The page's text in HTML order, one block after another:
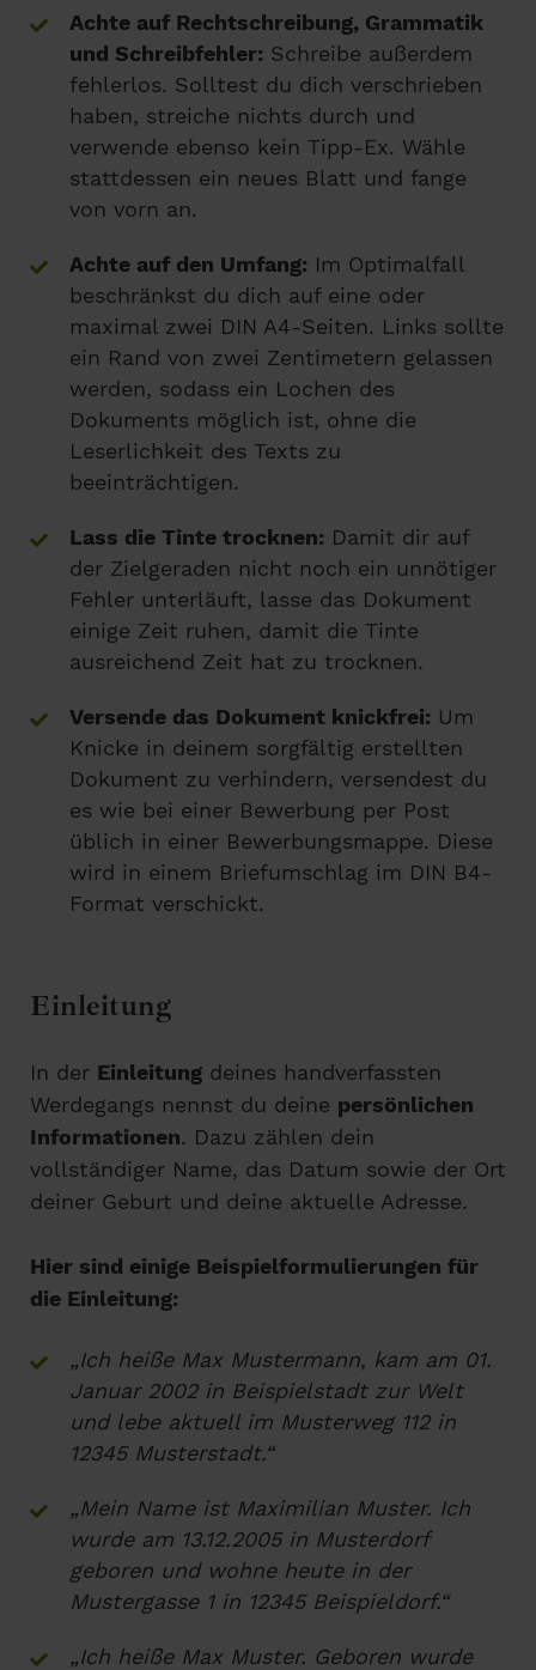
Achte auf Rechtschreibung, Grammatik
und Schreibfehler: Schreibe außerdem
fehlerlos. Solltest du dich verschrieben
haben, streiche nichts durch und
verwende ebenso kein Tipp-Ex. Wähle
stattdessen ein neues Blatt und fange
von vorn an.
Achte auf den Umfang: Im Optimalfall
beschränkst du dich auf eine oder
maximal zwei DIN A4-Seiten. Links sollte
ein Rand von zwei Zentimetern gelassen
werden, sodass ein Lochen des
Dokuments möglich ist, ohne die
Leserlichkeit des Texts zu
beeinträchtigen.
Lass die Tinte trocknen: Damit dir auf
der Zielgeraden nicht noch ein unnötiger
Fehler unterläuft, lasse das Dokument
einige Zeit ruhen, damit die Tinte
ausreichend Zeit hat zu trocknen.
Versende das Dokument knickfrei: Um
Knicke in deinem sorgfältig erstellten
Dokument zu verhindern, versendest du
es wie bei einer Bewerbung per Post
üblich in einer Bewerbungsmappe. Diese
wird in einem Briefumschlag im DIN B4-
Format verschickt.
Einleitung
In der Einleitung deines handverfassten
Werdegangs nennst du deine persönlichen
Informationen. Dazu zählen dein
vollständiger Name, das Datum sowie der Ort
deiner Geburt und deine aktuelle Adresse.
Hier sind einige Beispielformulierungen für
die Einleitung:
„Ich heiße Max Mustermann, kam am 01.
Januar 2002 in Beispielstadt zur Welt
und lebe aktuell im Musterweg 112 in
12345 Musterstadt.“
„Mein Name ist Maximilian Muster. Ich
wurde am 13.12.2005 in Musterdorf
geboren und wohne heute in der
Mustergasse 1 in 12345 Beispieldorf.“
„Ich heiße Max Muster. Geboren wurde